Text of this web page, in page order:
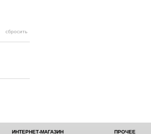
ИНТЕРНЕТ-МАГАЗИН ПРОЧЕЕ